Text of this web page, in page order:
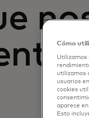
Cómo
Utilizamos
utilizamos
usuarios
cookies
aparece
Esto